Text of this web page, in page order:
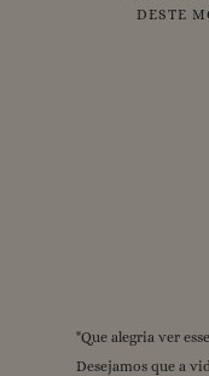
DESTE
"Que alegria ver
Desejamos que a
"Deus abençoe
estaremos sempre
"Desejamos mta
mtoooo vcssss"
"Amamos tanto
momentos
"Que Deus te
sua vida beijos com